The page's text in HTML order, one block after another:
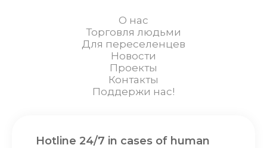
О нас
Торговля людьми
Для переселенцев
Новости
Проекты
Контакты
Поддержи нас!
Hotline 24/7 in cases of human